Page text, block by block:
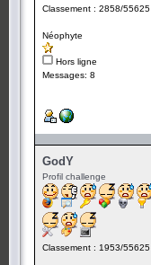
Classement : 2858/55625
Néophyte
Hors ligne
Messages: 8
GodY
Profil challenge
Classement : 1953/55625